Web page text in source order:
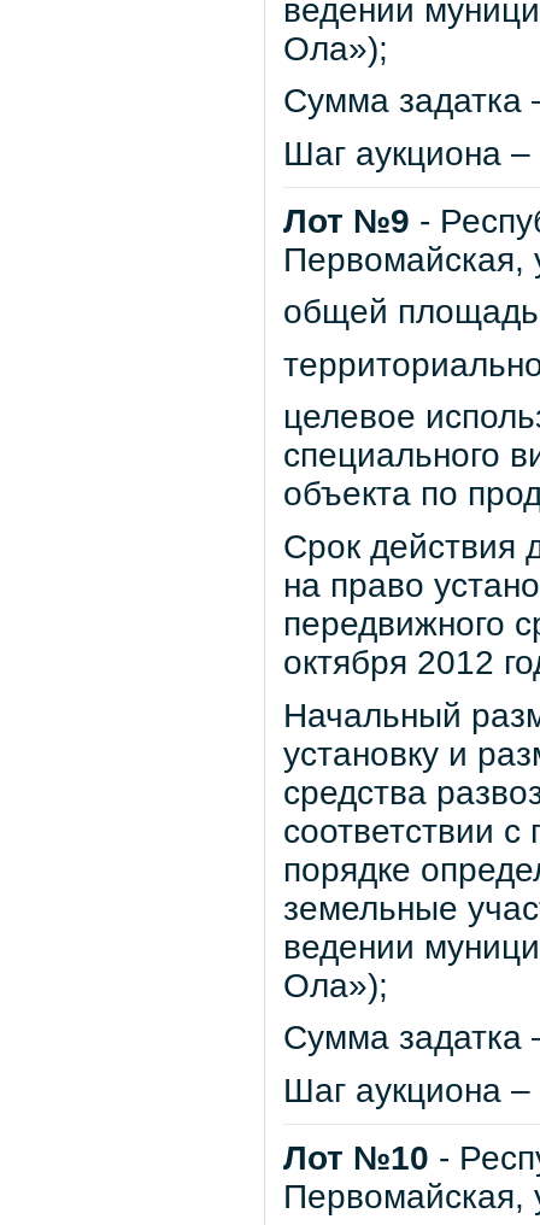
ведении
Ола»);
Сумма задатка
Шаг аукциона
Лот №9 -
общей
целевое
специального
объекта по
Срок действия
на право
передвижного
октября 2012
Начальный
установку и
средства
соответствии
порядке
земельные
ведении
Ола»);
Сумма задатка
Шаг аукциона
Лот №10 -